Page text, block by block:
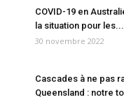
COVID-19 en
la situation pour les...
30 novembre 2022
Cascades à ne pas
Queensland : notre